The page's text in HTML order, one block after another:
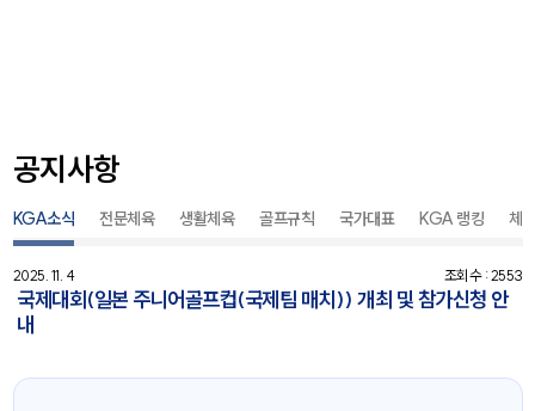
공지사항
KGA소식 전문체육 생활체육 골프규칙 국가대표 KGA 랭킹 체
2025. 11. 4 조회수 : 2553
국제대회(일본 주니어골프컵(국제팀 매치)) 개최 및 참가신청 안
내